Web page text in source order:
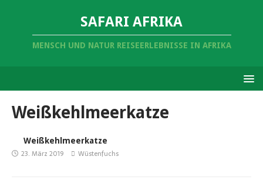
SAFARI AFRIKA
MENSCH UND NATUR REISEERLEBNISSE IN AFRIKA
Weißkehlmeerkatze
Weißkehlmeerkatze
23. März 2019 Wüstenfuchs